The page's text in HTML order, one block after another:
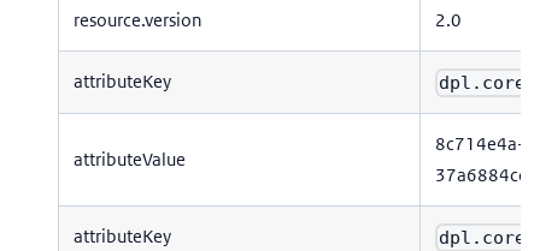
resource.version 2.0
attributeKey
attributeValue
8c714e4a-
attributeKey